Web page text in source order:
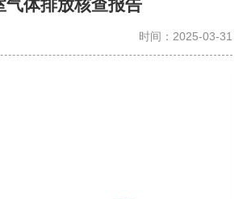
气体排放核查报告
时间：2025-03-31